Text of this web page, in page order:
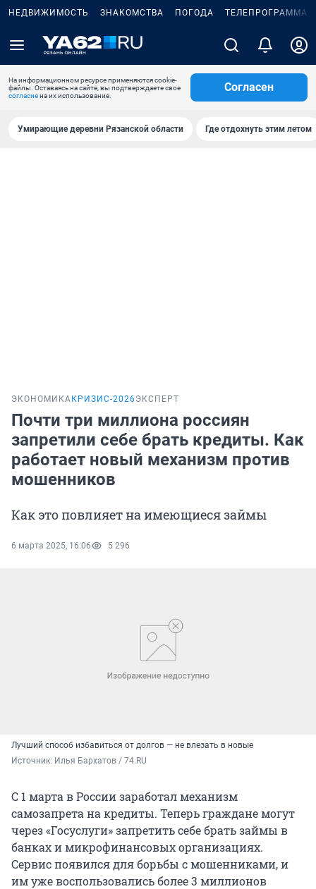
НЕДВИЖИМОСТЬ ЗНАКОМСТВА ПОГОДА ТЕЛЕПРОГРАММА
На информационном ресурсе применяются cookie-
файлы. Оставаясь на сайте, вы подтверждаете свое
согласиена их использование.
Согласен
Умирающие деревни Рязанской области Где отдохнуть этим летом
ЭКОНОМИКА КРИЗИС-2026ЭКСПЕРТ
Почти три миллиона россиян
запретили себе брать кредиты. Как
работает новый механизм против
мошенников
Как это повлияет на имеющиеся займы
6 марта 2025, 16:06 5 296
Лучший способ избавиться от долгов — не влезать в новые
Источник: Илья Бархатов / 74.RU
С 1 марта в России заработал механизм
самозапрета на кредиты. Теперь граждане могут
через «Госуслуги» запретить себе брать займы в
банках и микрофинансовых организациях.
Сервис появился для борьбы с мошенниками, и
им уже воспользовались более3 миллионов